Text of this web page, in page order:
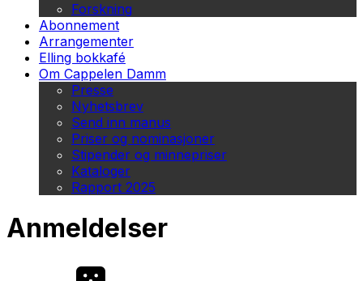
Forskning
Abonnement
Arrangementer
Elling bokkafé
Om Cappelen Damm
Presse
Nyhetsbrev
Send inn manus
Priser og nominasjoner
Stipender og minnepriser
Kataloger
Rapport 2025
Anmeldelser